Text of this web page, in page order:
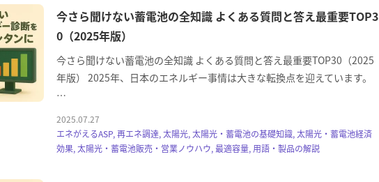
今さら聞けない蓄電池の全知識 よくある質問と答え最重要TOP3
0（2025年版）
今さら聞けない蓄電池の全知識 よくある質問と答え最重要TOP30（2025
年版） 2025年、日本のエネルギー事情は大きな転換点を迎えています。
…
2025.07.27
エネがえるASP, 再エネ調達, 太陽光, 太陽光・蓄電池の基礎知識, 太陽光・蓄電池経済
効果, 太陽光・蓄電池販売・営業ノウハウ, 最適容量, 用語・製品の解説